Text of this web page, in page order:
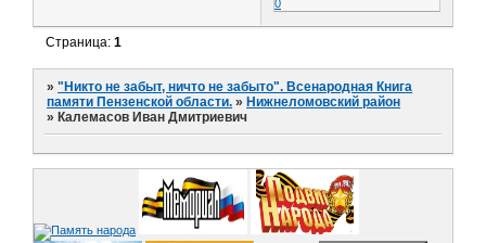
0
Страница:1
»"Никто не забыт, ничто не забыто". Всенародная Книга
памяти Пензенской области. » Нижнеломовский район
» Калемасов Иван Дмитриевич